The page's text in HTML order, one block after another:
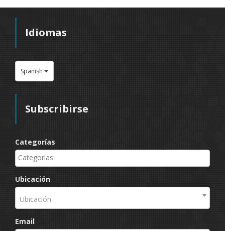
Idiomas
Spanish
Subscribirse
Categorías
Ubicación
Ubicación
Email